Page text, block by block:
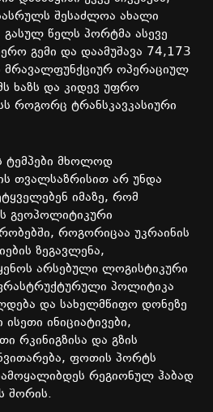
შესაძლოა ახალი
გასულ წელს პორტმა ასევე
გემი და დაამუშავა 74,173
მრავალფუნქციურ ოპერაციულ
ხაზს და კიდევ უფრო
როგორც ტრანსკავკასიური
ტემპები მხოლოდ
თვალსაზრისით არ უნდა
იმაზე, რომ
გეოპოლიტიკური
, როგორიცაა უკრაინის
ზეგავლენა,
არსებული ლოგისტიკური
პოლიტიკა
და სახელმწიფო დონეზე
ისეთი ინიციატივები,
რკინიგზისა და გზის
, ფოთის პორტს
რეგიონულ ჰაბად
შორის.